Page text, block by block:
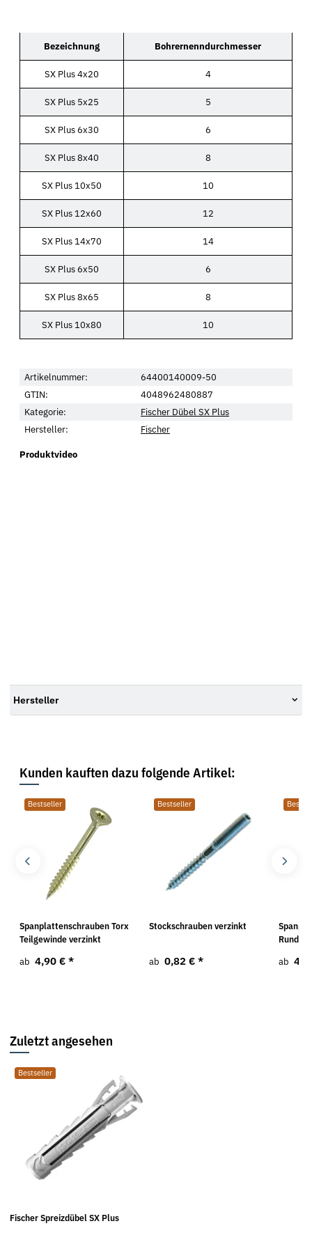
Bezeichnung Bohrernenndurchmesser
SX Plus 4x20 4
SX Plus 5x25 5
SX Plus 6x30 6
SX Plus 8x40 8
SX Plus 10x50 10
SX Plus 12x60 12
SX Plus 14x70 14
SX Plus 6x50 6
SX Plus 8x65 8
SX Plus 10x80 10
Artikelnummer:
64400140009-50
GTIN:
4048962480887
Kategorie:
Fischer Dübel SX Plus
Hersteller:
Fischer
Produktvideo
Hersteller
Kunden kauften dazu folgende Artikel:
Bestseller
Spanplattenschrauben Torx
Teilgewinde verzinkt
ab 4,90 € *
Bestseller
Stockschrauben verzinkt
ab 0,82 € *
ab
Zuletzt angesehen
Bestseller
Fischer Spreizdübel SX Plus